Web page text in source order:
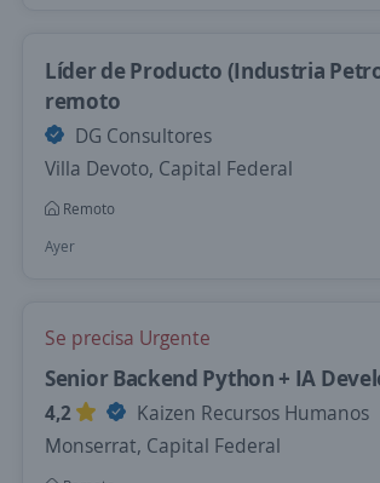
Líder de Producto (Industria
remoto
DG Consultores
Villa Devoto, Capital Federal
Remoto
Ayer
Se precisa Urgente
Senior Backend Python + IA
4,2
Kaizen Recursos Humanos
Monserrat, Capital Federal